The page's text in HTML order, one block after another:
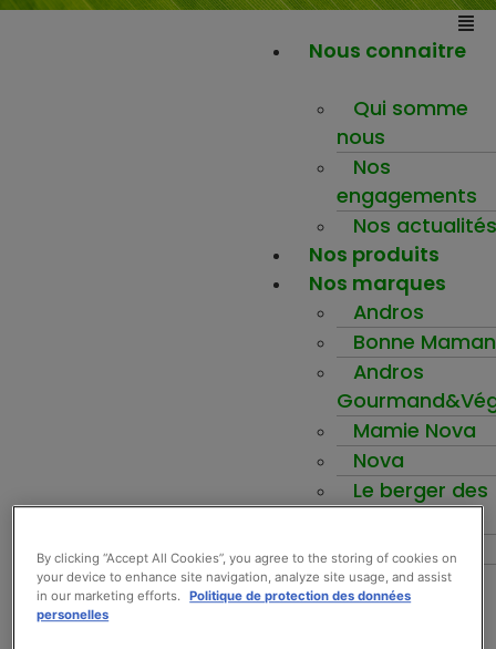
Nous connaitre
Qui somme
nous
Nos
engagements
Nos actualités
Nos produits
Nos marques
Andros
Bonne Maman
Andros
Mamie Nova
Nova
Le berger des
Force+
Be-Nuts
Inspirez-vous
By clicking “Accept All Cookies”, you agree to the storing of cookies on
your device to enhance site navigation, analyze site usage, and assist
in our marketing efforts. Politique de protection des données
personelles